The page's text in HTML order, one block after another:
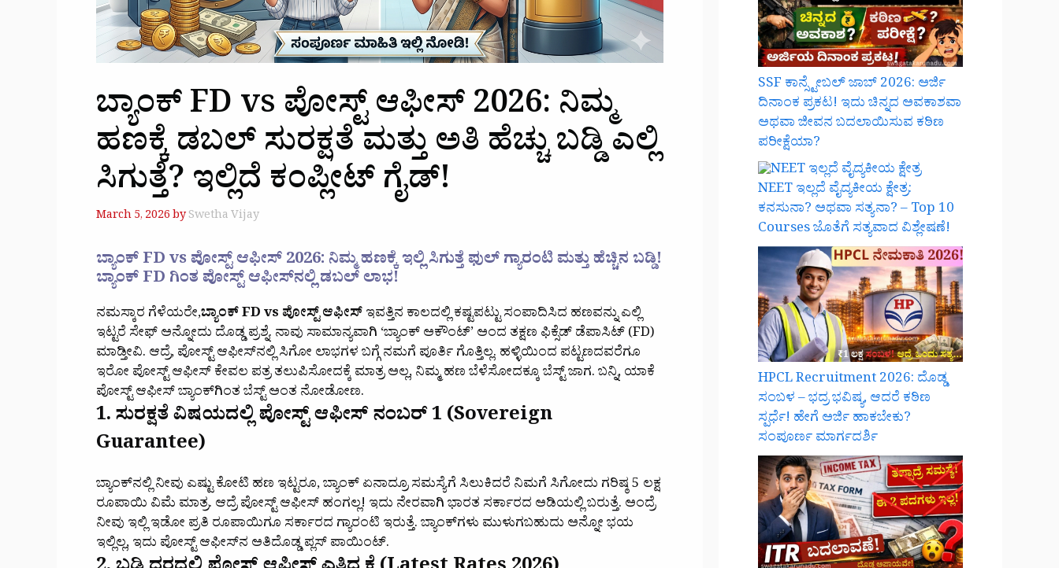
ಬ್ಯಾಂಕ್ FD vs ಪೋಸ್ಟ್ ಆಫೀಸ್‌ 2026: ನಿಮ್ಮ
ಹಣಕ್ಕೆ ಡಬಲ್ ಸುರಕ್ಷತೆ ಮತ್ತು ಅತಿ ಹೆಚ್ಚು ಬಡ್ಡಿ ಎಲ್ಲಿ
ಸಿಗುತ್ತೆ? ಇಲ್ಲಿದೆ ಕಂಪ್ಲೀಟ್ ಗೈಡ್!
March 5, 2026bySwetha Vijay
ಬ್ಯಾಂಕ್ FD vs ಪೋಸ್ಟ್ ಆಫೀಸ್‌ 2026: ನಿಮ್ಮ ಹಣಕ್ಕೆ ಇಲ್ಲಿ ಸಿಗುತ್ತೆ ಫುಲ್ ಗ್ಯಾರಂಟಿ ಮತ್ತು ಹೆಚ್ಚಿನ ಬಡ್ಡಿ!
ಬ್ಯಾಂಕ್ FD ಗಿಂತ ಪೋಸ್ಟ್ ಆಫೀಸ್‌ನಲ್ಲಿ ಡಬಲ್ ಲಾಭ!
ನಮಸ್ಕಾರ ಗೆಳೆಯರೇ,ಬ್ಯಾಂಕ್ FD vs ಪೋಸ್ಟ್ ಆಫೀಸ್‌ಇವತ್ತಿನ ಕಾಲದಲ್ಲಿ ಕಷ್ಟಪಟ್ಟು ಸಂಪಾದಿಸಿದ ಹಣವನ್ನು ಎಲ್ಲಿ
ಇಟ್ಟರೆ ಸೇಫ್ ಅನ್ನೋದು ದೊಡ್ಡ ಪ್ರಶ್ನೆ. ನಾವು ಸಾಮಾನ್ಯವಾಗಿ ‘ಬ್ಯಾಂಕ್ ಅಕೌಂಟ್’ ಅಂದ ತಕ್ಷಣ ಫಿಕ್ಸೆಡ್ ಡೆಪಾಸಿಟ್ (FD)
ಮಾಡ್ತೀವಿ. ಆದ್ರೆ, ಪೋಸ್ಟ್ ಆಫೀಸ್‌ನಲ್ಲಿ ಸಿಗೋ ಲಾಭಗಳ ಬಗ್ಗೆ ನಮಗೆ ಪೂರ್ತಿ ಗೊತ್ತಿಲ್ಲ. ಹಳ್ಳಿಯಿಂದ ಪಟ್ಟಣದವರೆಗೂ
ಇರೋ ಪೋಸ್ಟ್ ಆಫೀಸ್ ಕೇವಲ ಪತ್ರ ತಲುಪಿಸೋದಕ್ಕೆ ಮಾತ್ರ ಅಲ್ಲ, ನಿಮ್ಮ ಹಣ ಬೆಳೆಸೋದಕ್ಕೂ ಬೆಸ್ಟ್ ಜಾಗ. ಬನ್ನಿ, ಯಾಕೆ
ಪೋಸ್ಟ್ ಆಫೀಸ್ ಬ್ಯಾಂಕ್‌ಗಿಂತ ಬೆಸ್ಟ್ ಅಂತ ನೋಡೋಣ.
1. ಸುರಕ್ಷತೆ ವಿಷಯದಲ್ಲಿ ಪೋಸ್ಟ್ ಆಫೀಸ್ ನಂಬರ್ 1 (Sovereign
Guarantee)
ಬ್ಯಾಂಕ್‌ನಲ್ಲಿ ನೀವು ಎಷ್ಟು ಕೋಟಿ ಹಣ ಇಟ್ಟರೂ, ಬ್ಯಾಂಕ್ ಏನಾದ್ರೂ ಸಮಸ್ಯೆಗೆ ಸಿಲುಕಿದರೆ ನಿಮಗೆ ಸಿಗೋದು ಗರಿಷ್ಠ 5 ಲಕ್ಷ
ರೂಪಾಯಿ ವಿಮೆ ಮಾತ್ರ. ಆದ್ರೆ ಪೋಸ್ಟ್ ಆಫೀಸ್ ಹಂಗಲ್ಲ! ಇದು ನೇರವಾಗಿ ಭಾರತ ಸರ್ಕಾರದ ಅಡಿಯಲ್ಲಿ ಬರುತ್ತೆ. ಅಂದ್ರೆ
ನೀವು ಇಲ್ಲಿ ಇಡೋ ಪ್ರತಿ ರೂಪಾಯಿಗೂ ಸರ್ಕಾರದ ಗ್ಯಾರಂಟಿ ಇರುತ್ತೆ. ಬ್ಯಾಂಕ್‌ಗಳು ಮುಳುಗಬಹುದು ಅನ್ನೋ ಭಯ
ಇಲ್ಲಿಲ್ಲ, ಇದು ಪೋಸ್ಟ್ ಆಫೀಸ್‌ನ ಅತಿದೊಡ್ಡ ಪ್ಲಸ್ ಪಾಯಿಂಟ್.
SSF ಕಾನ್ಸ್ಟೇಬಲ್ ಜಾಬ್ 2026: ಅರ್ಜಿ
ದಿನಾಂಕ ಪ್ರಕಟ! ಇದು ಚಿನ್ನದ ಅವಕಾಶವಾ
ಅಥವಾ ಜೀವನ ಬದಲಾಯಿಸುವ ಕಠಿಣ
ಪರೀಕ್ಷೆಯಾ?
NEET ಇಲ್ಲದೆ ವೈದ್ಯಕೀಯ ಕ್ಷೇತ್ರ:
ಕನಸುನಾ? ಅಥವಾ ಸತ್ಯನಾ? – Top 10
Courses ಜೊತೆಗೆ ಸತ್ಯವಾದ ವಿಶ್ಲೇಷಣೆ!
HPCL Recruitment 2026: ದೊಡ್ಡ
ಸಂಬಳ – ಭದ್ರ ಭವಿಷ್ಯ, ಆದರೆ ಕಠಿಣ
ಸ್ಪರ್ಧೆ! ಹೇಗೆ ಅರ್ಜಿ ಹಾಕಬೇಕು?
ಸಂಪೂರ್ಣ ಮಾರ್ಗದರ್ಶಿ